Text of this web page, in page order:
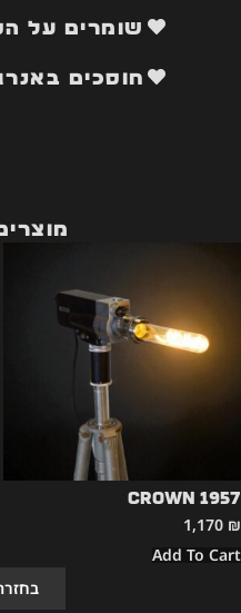
שומרים על
חוסכים
CROWN 1957
1,170 ₪
Add To Cart